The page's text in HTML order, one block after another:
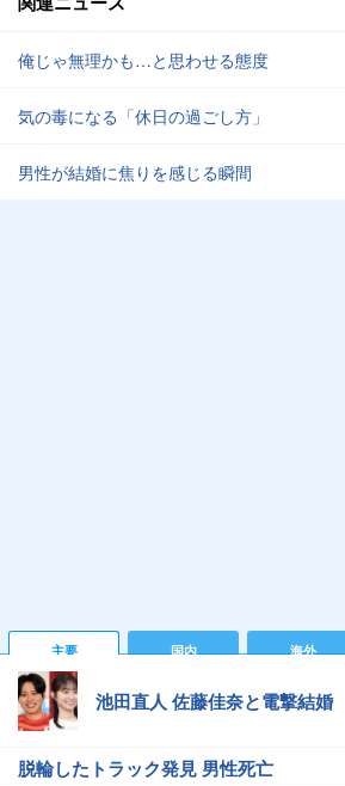
俺じゃ無理かも…と思わせる態度
気の毒になる「休日の過ごし方」
男性が結婚に焦りを感じる瞬間
主要 国内 海外
池田直人 佐藤佳奈と電撃結婚
脱輪したトラック発見 男性死亡